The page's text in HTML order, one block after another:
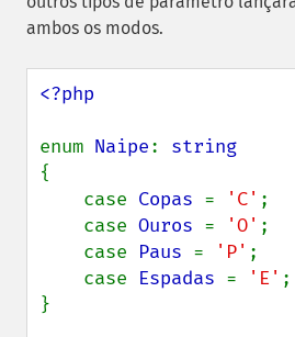
ambos os modos.
<?php
enum Naipe:
{
    case
Copas = 'C' ;
    case
Ouros = 'O' ;
    case
Paus = 'P' ;
    case
Espadas = 'E' ;
}